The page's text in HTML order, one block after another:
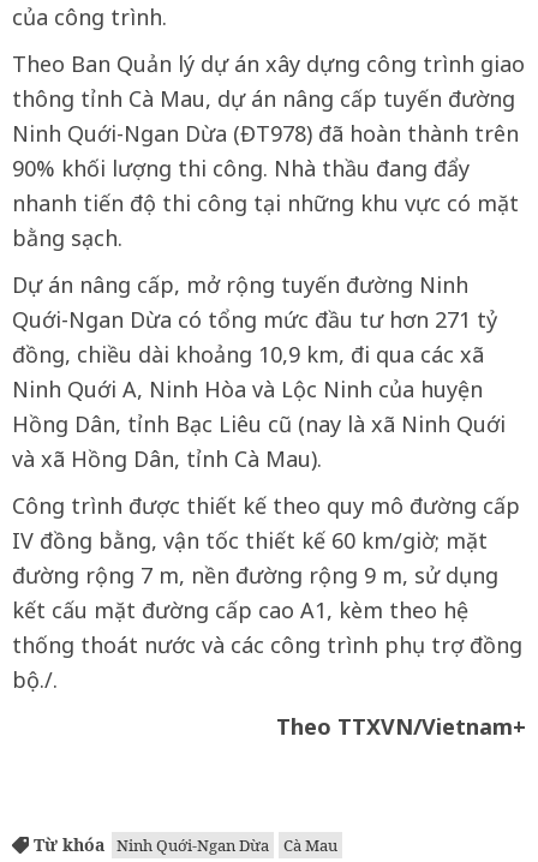
của công trình.
Theo Ban Quản lý dự án xây dựng công trình giao
thông tỉnh Cà Mau, dự án nâng cấp tuyến đường
Ninh Quới-Ngan Dừa (ĐT978) đã hoàn thành trên
90% khối lượng thi công. Nhà thầu đang đẩy
nhanh tiến độ thi công tại những khu vực có mặt
bằng sạch.
Dự án nâng cấp, mở rộng tuyến đường Ninh
Quới-Ngan Dừa có tổng mức đầu tư hơn 271 tỷ
đồng, chiều dài khoảng 10,9 km, đi qua các xã
Ninh Quới A, Ninh Hòa và Lộc Ninh của huyện
Hồng Dân, tỉnh Bạc Liêu cũ (nay là xã Ninh Quới
và xã Hồng Dân, tỉnh Cà Mau).
Công trình được thiết kế theo quy mô đường cấp
IV đồng bằng, vận tốc thiết kế 60 km/giờ; mặt
đường rộng 7 m, nền đường rộng 9 m, sử dụng
kết cấu mặt đường cấp cao A1, kèm theo hệ
thống thoát nước và các công trình phụ trợ đồng
bộ./.
Theo TTXVN/Vietnam+
Từ khóa Ninh Quới-Ngan Dừa Cà Mau